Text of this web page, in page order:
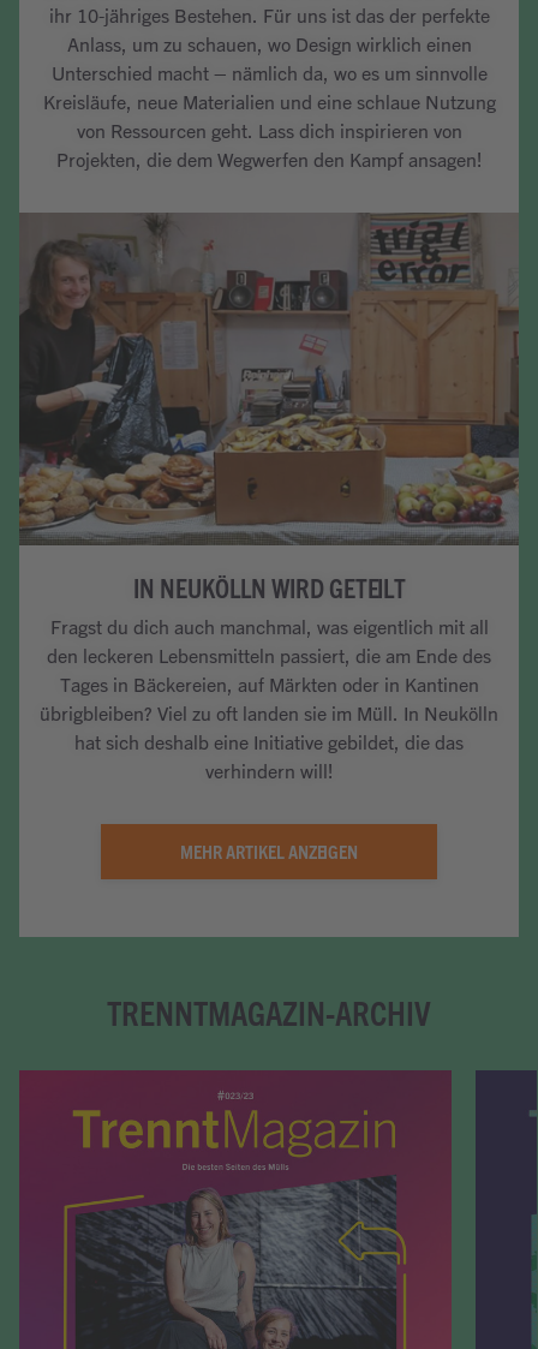
ihr 10-jähriges Bestehen. Für uns ist das der perfekte
Anlass, um zu schauen, wo Design wirklich einen
Unterschied macht – nämlich da, wo es um sinnvolle
Kreisläufe, neue Materialien und eine schlaue Nutzung
von Ressourcen geht. Lass dich inspirieren von
Projekten, die dem Wegwerfen den Kampf ansagen!
IN NEUKÖLLN WIRD GETEILT
Fragst du dich auch manchmal, was eigentlich mit all
den leckeren Lebensmitteln passiert, die am Ende des
Tages in Bäckereien, auf Märkten oder in Kantinen
übrigbleiben? Viel zu oft landen sie im Müll. In Neukölln
hat sich deshalb eine Initiative gebildet, die das
verhindern will!
MEHR ARTIKEL ANZEIGEN
TRENNTMAGAZIN-ARCHIV